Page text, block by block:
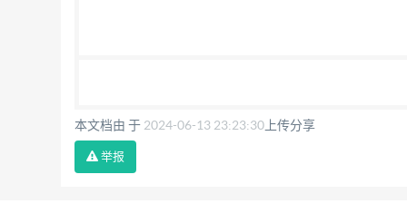
本文档由 于 2024-06-13 23:23:30 上传分享
举报